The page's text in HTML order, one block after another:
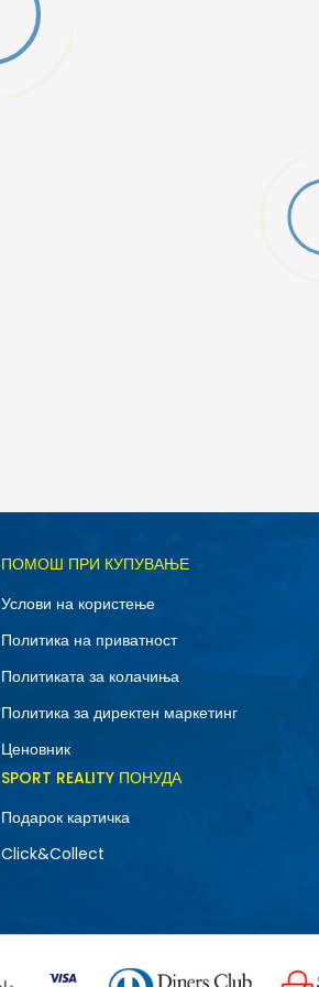
ПОМОШ ПРИ КУПУВАЊЕ
Услови на користење
Политика на приватност
Политиката за колачиња
Политика за директен маркетинг
Ценовник
SPORT REALITY ПОНУДА
Подарок картичка
Click&Collect